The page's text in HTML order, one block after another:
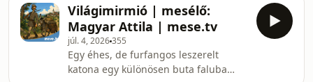
Világimirmió | mesélő:
Magyar Attila | mese.tv
júl. 4, 2026355
Egy éhes, de furfangos leszerelt
katona egy különösen buta faluba